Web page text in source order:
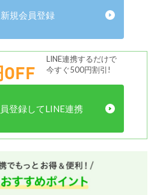
新規会員登録
LINE連携するだけで
今すぐ500円割引!
登録してLINE連携